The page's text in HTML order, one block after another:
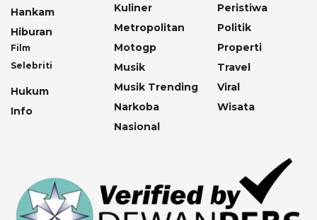
Hankam
Hiburan
Film
Selebriti
Hukum
Info
Kuliner
Metropolitan
Motogp
Musik
Musik Trending
Narkoba
Nasional
Peristiwa
Politik
Properti
Travel
Viral
Wisata